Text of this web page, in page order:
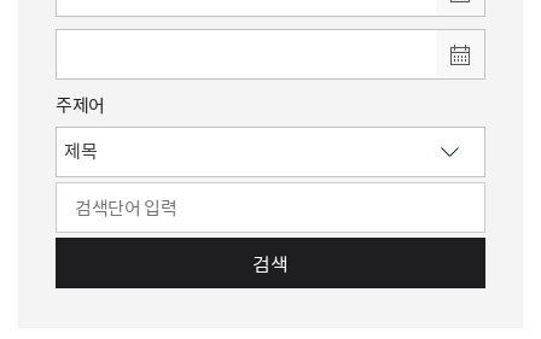
주제어
검색